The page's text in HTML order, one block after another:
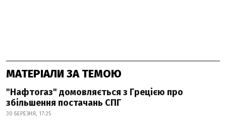
МАТЕРІАЛИ ЗА ТЕМОЮ
"Нафтогаз" домовляється з Грецією про
збільшення постачань СПГ
30 БЕРЕЗНЯ, 17:25